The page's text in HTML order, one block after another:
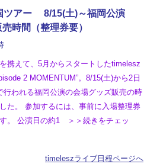
ツアー 8/15(土)～福岡公演
時間（整理券要）
携えて、5月からスタートしたtimelesz
2 MOMENTUM”。8/15(土)から2日
行われる福岡公演の会場グッズ販売の時
た。 参加するには、事前に入場整理券
。 公演日の約1 ＞＞続きをチェッ
timeleszライブ日程ページへ